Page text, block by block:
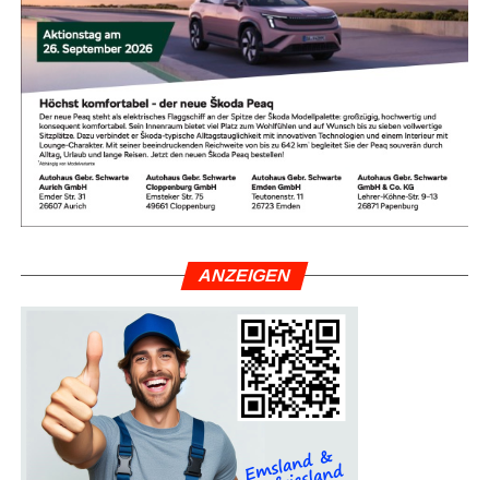
ANZEI­GEN